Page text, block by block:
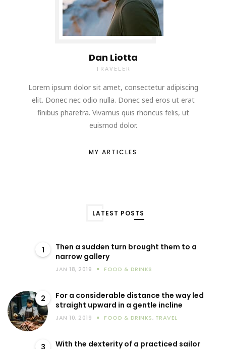
Dan Liotta
TRAVELER
Lorem ipsum dolor sit amet, consectetur adipiscing
elit. Donec nec odio nulla. Donec sed eros ut erat
finibus pharetra. Vivamus quis rhoncus felis, ut
euismod dolor.
MY ARTICLES
LATEST POSTS
1
Then a sudden turn brought them to a
narrow gallery
JAN 18, 2019 FOOD & DRINKS
2
For a considerable distance the way led
straight upward in a gentle incline
JAN 10, 2019 FOOD & DRINKS, TRAVEL
With the dexterity of a practiced sailor